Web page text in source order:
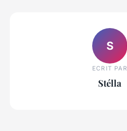
S
ECRIT PAR
Stélla